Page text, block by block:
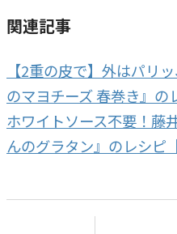
関連記事
【2重の皮で】外はパリ
のマヨチーズ 春巻き』の
ホワイトソース不要！藤
んのグラタン』のレシピ